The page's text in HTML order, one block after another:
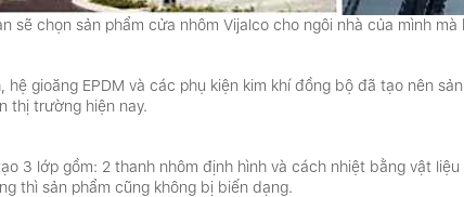
sẽ chọn sản phẩm cửa nhôm Vijalco cho ngôi nhà của mình
gioăng EPDM và các phụ kiện kim khí đồng bộ đã tạo nên
thị trường hiện nay.
3 lớp gồm: 2 thanh nhôm định hình và cách nhiệt bằng vật
thì sản phẩm cũng không bị biến dạng.